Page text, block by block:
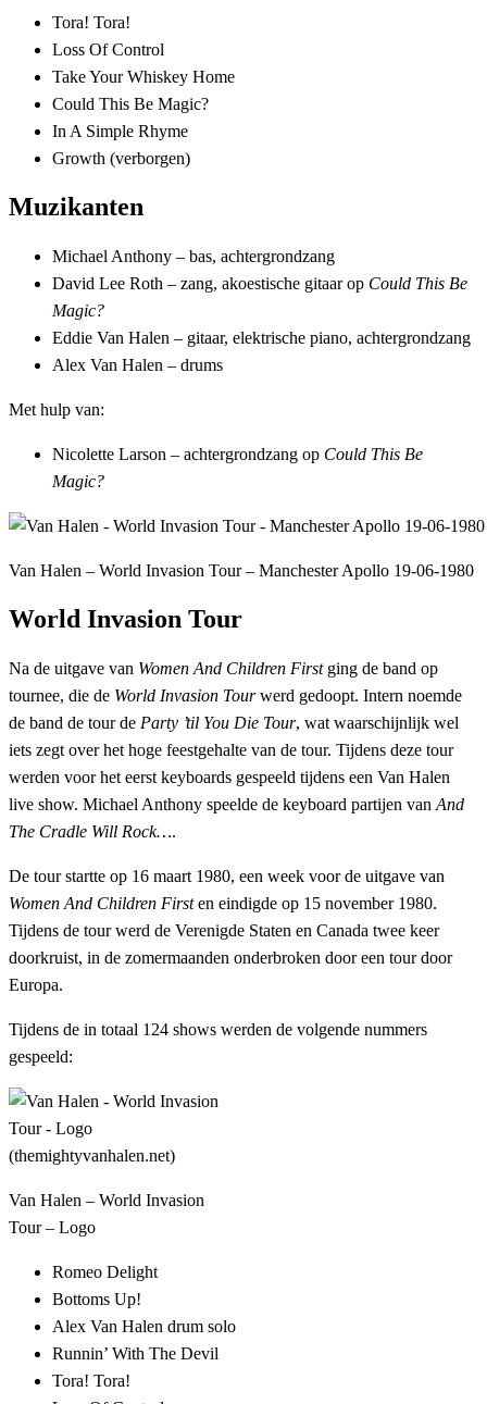
Tora! Tora!
Loss Of Control
Take Your Whiskey Home
Could This Be Magic?
In A Simple Rhyme
Growth (verborgen)
Muzikanten
Michael Anthony – bas, achtergrondzang
David Lee Roth – zang, akoestische gitaar op Could This Be
Magic?
Eddie Van Halen – gitaar, elektrische piano, achtergrondzang
Alex Van Halen – drums
Met hulp van:
Nicolette Larson – achtergrondzang op Could This Be
Magic?
Van Halen – World Invasion Tour – Manchester Apollo 19-06-1980
World Invasion Tour
Na de uitgave van Women And Children Firstging de band op
tournee, die de World Invasion Tourwerd gedoopt. Intern noemde
de band de tour de Party ’til You Die Tour, wat waarschijnlijk wel
iets zegt over het hoge feestgehalte van de tour. Tijdens deze tour
werden voor het eerst keyboards gespeeld tijdens een Van Halen
live show. Michael Anthony speelde de keyboard partijen van And
The Cradle Will Rock….
De tour startte op 16 maart 1980, een week voor de uitgave van
Women And Children Firsten eindigde op 15 november 1980.
Tijdens de tour werd de Verenigde Staten en Canada twee keer
doorkruist, in de zomermaanden onderbroken door een tour door
Europa.
Tijdens de in totaal 124 shows werden de volgende nummers
gespeeld:
Van Halen – World Invasion
Tour – Logo
Romeo Delight
Bottoms Up!
Alex Van Halen drum solo
Runnin’ With The Devil
Tora! Tora!